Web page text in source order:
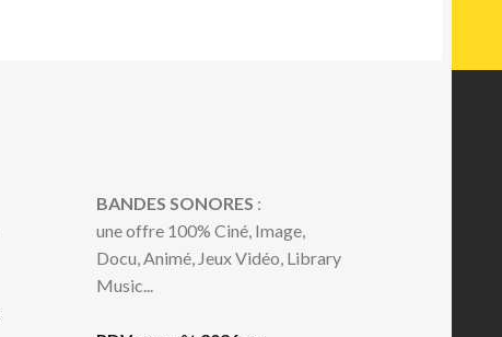
BANDES SONORES :
une offre 100% Ciné, Image,
Docu, Animé, Jeux Vidéo, Library
Music...